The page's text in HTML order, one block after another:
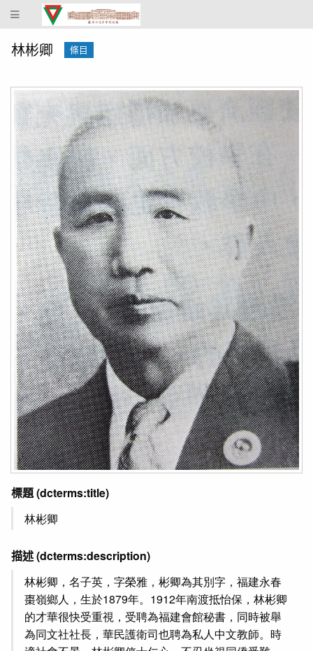
蔴
坡
學
校
史
館
林彬卿 條目
標題(dcterms:title)
林彬卿
描述(dcterms:description)
林彬卿，名子英，字榮雅，彬卿為其別字，福建永春
棗嶺鄉人，生於1879年。1912年南渡抵怡保，林彬卿
的才華很快受重視，受聘為福建會館秘書，同時被舉
為同文社社長，華民護衛司也聘為私人中文教師。時